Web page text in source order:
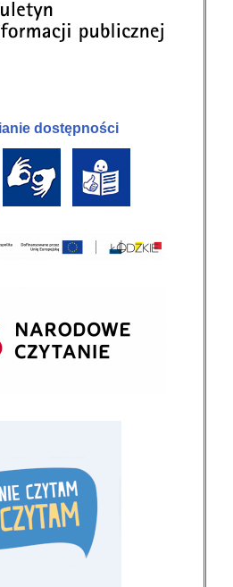
dostępności